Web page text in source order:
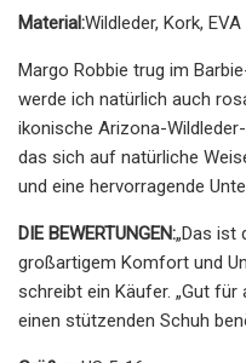
Material:Wildleder, Kork, EVA
Margo Robbie trug im
werde ich natürlich auch
ikonische Arizona-
das sich auf natürliche
und eine hervorragende
DIE BEWERTUNGEN:„Das ist
großartigem Komfort und
schreibt ein Käufer. „Gut
einen stützenden Schuh